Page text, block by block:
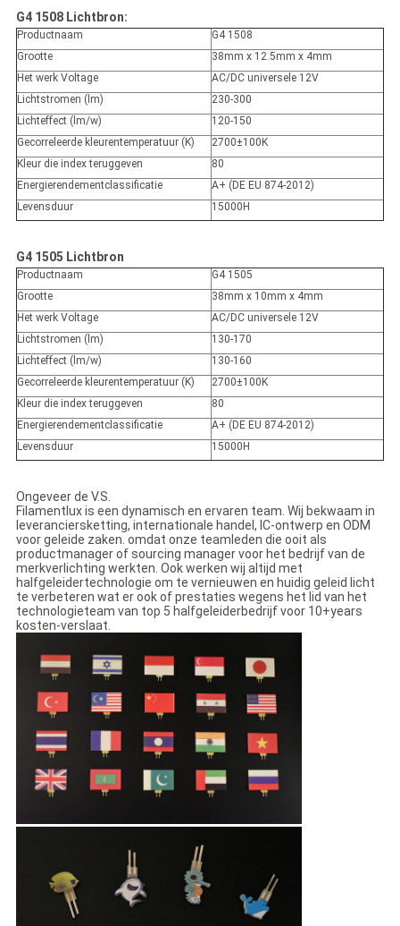
G4 1508 Lichtbron:
Productnaam
G4 1508
Grootte
38mm x 12.5mm x 4mm
Het werk Voltage
AC/DC universele 12V
Lichtstromen (lm)
230-300
Lichteffect (lm/w)
120-150
Gecorreleerde kleurentemperatuur (K)
2700±100K
Kleur die index teruggeven
80
Energierendementclassificatie
A+ (DE EU 874-2012)
Levensduur
15000H
G4 1505 Lichtbron
Productnaam
G4 1505
Grootte
38mm x 10mm x 4mm
Het werk Voltage
AC/DC universele 12V
Lichtstromen (lm)
130-170
Lichteffect (lm/w)
130-160
Gecorreleerde kleurentemperatuur (K)
2700±100K
Kleur die index teruggeven
80
Energierendementclassificatie
A+ (DE EU 874-2012)
Levensduur
15000H
Ongeveer de V.S.
Filamentlux is een dynamisch en ervaren team. Wij bekwaam in
leveranciersketting, internationale handel, IC-ontwerp en ODM
voor geleide zaken. omdat onze teamleden die ooit als
productmanager of sourcing manager voor het bedrijf van de
merkverlichting werkten. Ook werken wij altijd met
halfgeleidertechnologie om te vernieuwen en huidig geleid licht
te verbeteren wat er ook of prestaties wegens het lid van het
technologieteam van top 5 halfgeleiderbedrijf voor 10+years
kosten-verslaat.